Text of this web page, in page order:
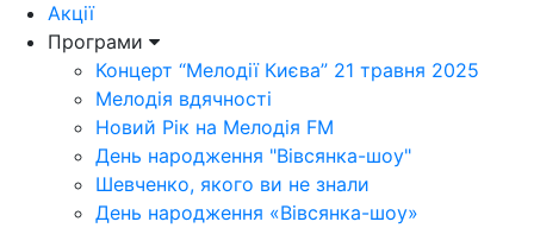
Акції
Програми
Концерт “Мелодії Києва” 21 травня 2025
Мелодія вдячності
Новий Рік на Мелодія FM
День народження "Вівсянка-шоу"
Шевченко, якого ви не знали
День народження «Вівсянка-шоу»